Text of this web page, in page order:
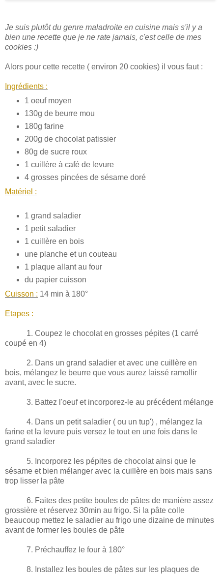
Je suis plutôt du genre maladroite en cuisine mais s'il y a
bien une recette que je ne rate jamais, c'est celle de mes
cookies :)
Alors pour cette recette ( environ 20 cookies) il vous faut :
Ingrédients :
1 oeuf moyen
130g de beurre mou
180g farine
200g de chocolat patissier
80g de sucre roux
1 cuillère à café de levure
4 grosses pincées de sésame doré
Matériel :
1 grand saladier
1 petit saladier
1 cuillère en bois
une planche et un couteau
1 plaque allant au four
du papier cuisson
Cuisson : 14 min à 180°
Etapes :
1. Coupez le chocolat en grosses pépites (1 carré
coupé en 4)
2. Dans un grand saladier et avec une cuillère en
bois, mélangez le beurre que vous aurez laissé ramollir
avant, avec le sucre.
3. Battez l'oeuf et incorporez-le au précédent mélange
4. Dans un petit saladier ( ou un tup') , mélangez la
farine et la levure puis versez le tout en une fois dans le
grand saladier
5. Incorporez les pépites de chocolat ainsi que le
sésame et bien mélanger avec la cuillère en bois mais sans
trop lisser la pâte
6. Faites des petite boules de pâtes de manière assez
grossière et réservez 30min au frigo. Si la pâte colle
beaucoup mettez le saladier au frigo une dizaine de minutes
avant de former les boules de pâte
7. Préchauffez le four à 180°
8. Installez les boules de pâtes sur les plaques de